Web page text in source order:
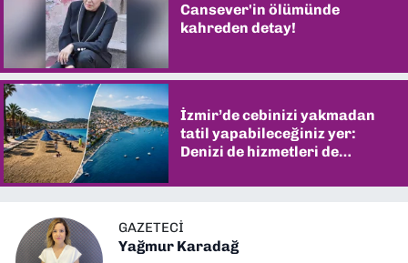
Cansever'in ölümünde
kahreden detay!
İzmir’de cebinizi yakmadan
tatil yapabileceğiniz yer:
Denizi de hizmetleri de
GAZETECI
Yağmur Karadağ